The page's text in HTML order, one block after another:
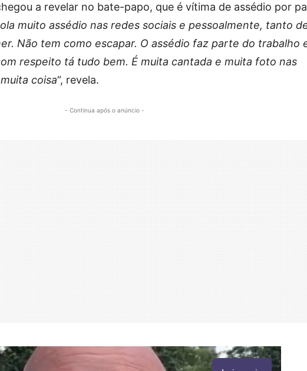
a revelar no bate-papo, que é vítima de assédio por
muito assédio nas redes sociais e pessoalmente, tanto
Não tem como escapar. O assédio faz parte do trabalho
respeito tá tudo bem. É muita cantada e muita foto nas
coisa“, revela.
- Continua após o anúncio -